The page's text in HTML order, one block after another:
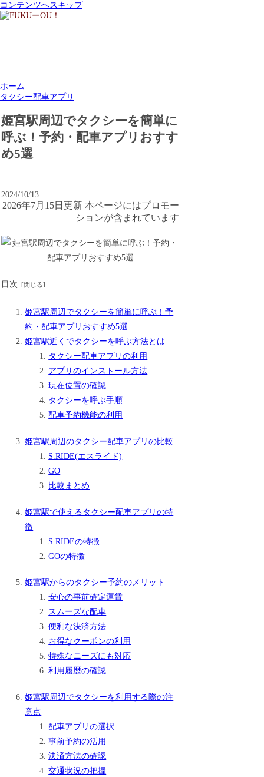
コンテンツへスキップ
ホーム
タクシー配車アプリ
姫宮駅周辺でタクシーを簡単に
呼ぶ！予約・配車アプリおすす
め5選
2024/10/13
2026年7月15日更新 本ページにはプロモー
ションが含まれています
目次
姫宮駅周辺でタクシーを簡単に呼ぶ！予
約・配車アプリおすすめ5選
姫宮駅近くでタクシーを呼ぶ方法とは
タクシー配車アプリの利用
アプリのインストール方法
現在位置の確認
タクシーを呼ぶ手順
配車予約機能の利用
姫宮駅周辺のタクシー配車アプリの比較
S.RIDE(エスライド)
GO
比較まとめ
姫宮駅で使えるタクシー配車アプリの特
徴
S.RIDEの特徴
GOの特徴
姫宮駅からのタクシー予約のメリット
安心の事前確定運賃
スムーズな配車
便利な決済方法
お得なクーポンの利用
特殊なニーズにも対応
利用履歴の確認
姫宮駅周辺でタクシーを利用する際の注
意点
配車アプリの選択
事前予約の活用
決済方法の確認
交通状況の把握